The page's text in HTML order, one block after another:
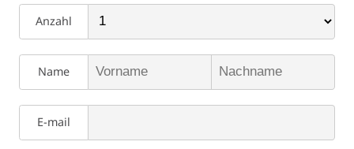
Anzahl
Name
E-mail